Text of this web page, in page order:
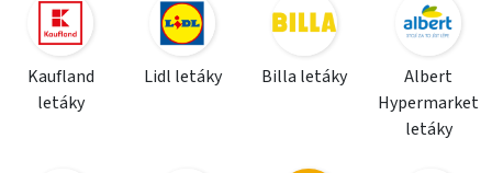
Kaufland
letáky
Lidl letáky Billa letáky
Albert
Hypermarket
letáky